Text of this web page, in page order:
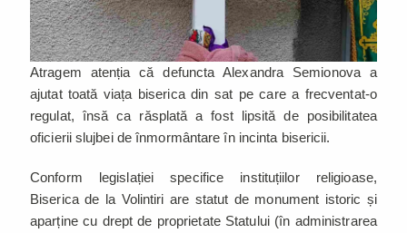
Atragem atenția că defuncta Alexandra Semionova a
ajutat toată viața biserica din sat pe care a frecventat-o
regulat, însă ca răsplată a fost lipsită de posibilitatea
oficierii slujbei de înmormântare în incinta bisericii.
Conform legislației specifice instituțiilor religioase,
Biserica de la Volintiri are statut de monument istoric și
aparține cu drept de proprietate Statului (în administrarea